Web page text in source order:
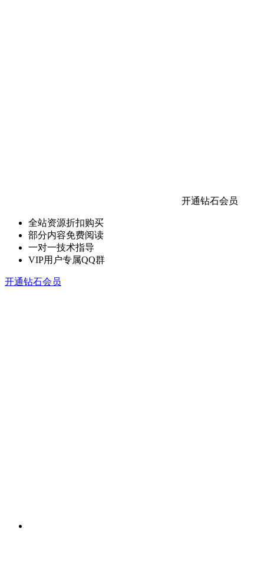
开通钻石会员
全站资源折扣购买
部分内容免费阅读
一对一技术指导
VIP用户专属QQ群
开通钻石会员